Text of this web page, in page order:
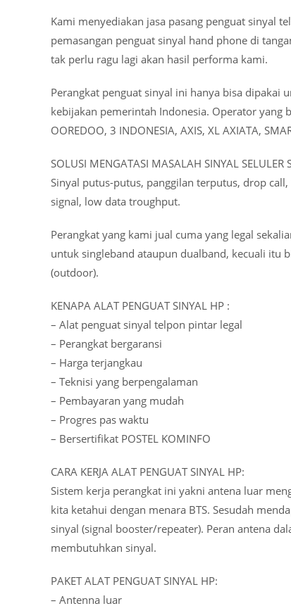
Kami menyediakan jasa pasang penguat sinyal
pemasangan penguat sinyal hand phone di
tak perlu ragu lagi akan hasil performa kami.
Perangkat penguat sinyal ini hanya bisa dipakai
kebijakan pemerintah Indonesia. Operator yang
OOREDOO, 3 INDONESIA, AXIS, XL AXIATA,
SOLUSI MENGATASI MASALAH SINYAL SELULER
Sinyal putus-putus, panggilan terputus, drop
signal, low data troughput.
Perangkat yang kami jual cuma yang legal
untuk singleband ataupun dualband, kecuali itu
(outdoor).
KENAPA ALAT PENGUAT SINYAL HP :
– Alat penguat sinyal telpon pintar legal
– Perangkat bergaransi
– Harga terjangkau
– Teknisi yang berpengalaman
– Pembayaran yang mudah
– Progres pas waktu
– Bersertifikat POSTEL KOMINFO
CARA KERJA ALAT PENGUAT SINYAL HP:
Sistem kerja perangkat ini yakni antena luar
kita ketahui dengan menara BTS. Sesudah
sinyal (signal booster/repeater). Peran antena
membutuhkan sinyal.
PAKET ALAT PENGUAT SINYAL HP:
– Antenna luar